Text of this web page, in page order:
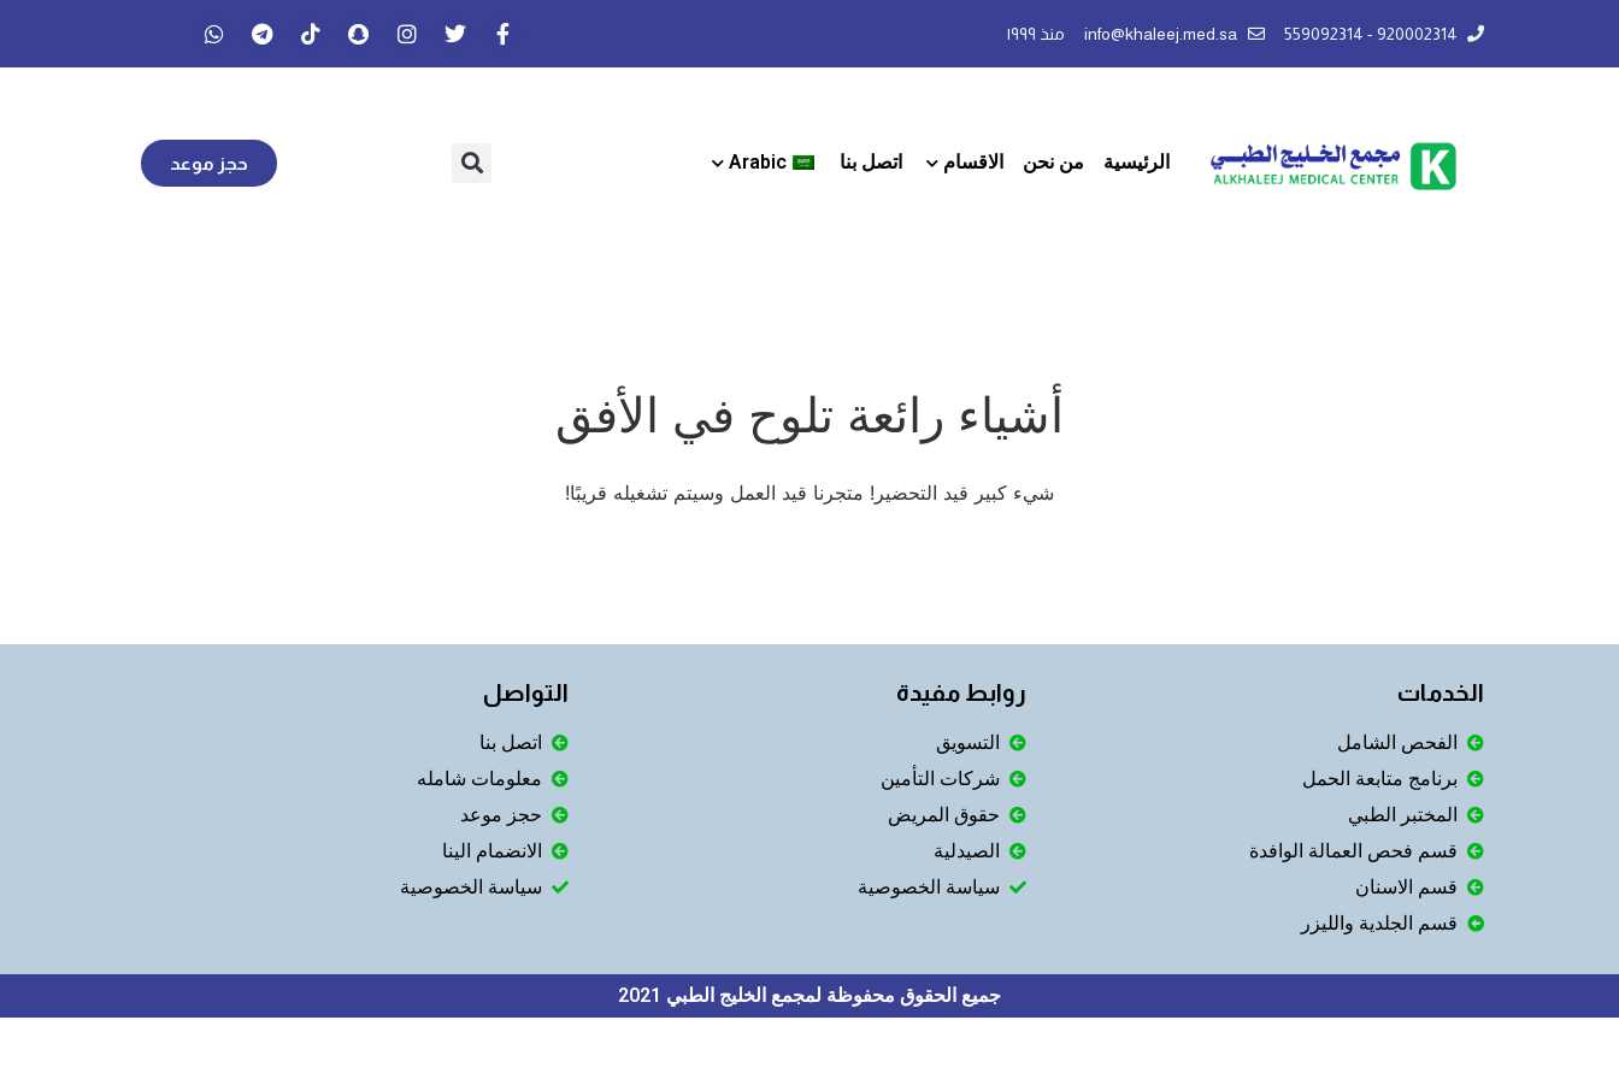
920002314 - 559092314
info@khaleej.med.sa منذ ١٩٩٩
الرئيسية من نحن الاقسام اتصل بنا Arabic حجز موعد
أشياء رائعة تلوح في الأفق
شيء كبير قيد التحضير! متجرنا قيد العمل وسيتم تشغيله قريبًا!
الخدمات
الفحص الشامل
برنامج متابعة الحمل
المختبر الطبي
قسم فحص العمالة الوافدة
قسم الاسنان
قسم الجلدية والليزر
روابط مفيدة
التسويق
شركات التأمين
حقوق المريض
الصيدلية
سياسة الخصوصية
التواصل
اتصل بنا
معلومات شامله
حجز موعد
الانضمام الينا
سياسة الخصوصية
جميع الحقوق محفوظة لمجمع الخليج الطبي 2021